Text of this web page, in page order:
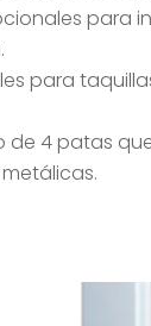
para
para
de 4 patas